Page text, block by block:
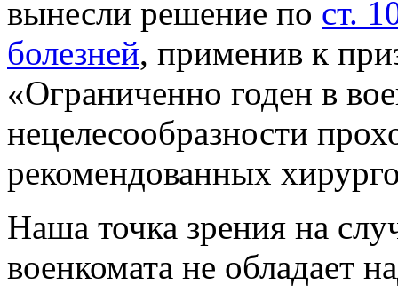
вынесли решение по ст.
болезней, применив к
«Ограниченно годен в
нецелесообразности
рекомендованных
Наша точка зрения на
военкомата не обладает